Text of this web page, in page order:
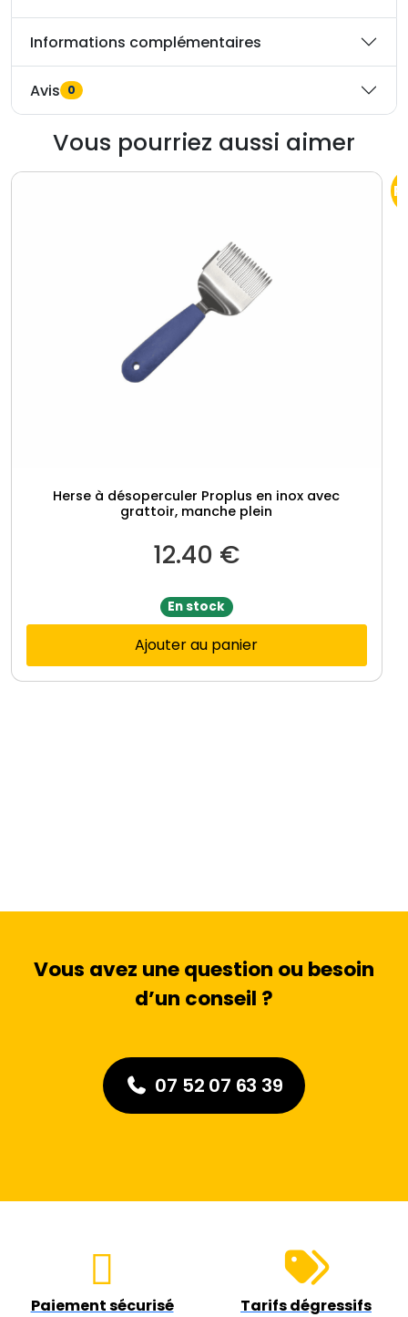
t
s
r
t
Informations complémentaires
Avis 0
Vous pourriez aussi aimer
Herse à désoperculer Proplus en inox avec
grattoir, manche plein
12.40 €
En stock
Ajouter au panier
Vous avez une question ou besoin
d’un conseil ?
07 52 07 63 39
Paiement sécurisé Tarifs dégressifs